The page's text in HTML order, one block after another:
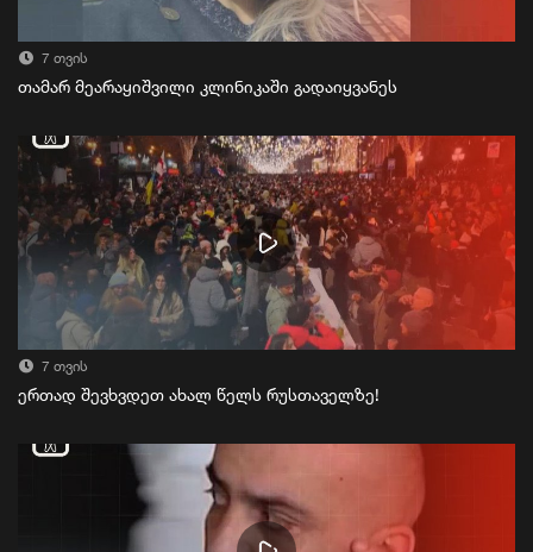
7 თვის
თამარ მეარაყიშვილი კლინიკაში გადაიყვანეს
7 თვის
ერთად შევხვდეთ ახალ წელს რუსთაველზე!